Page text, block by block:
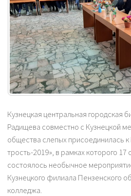
Кузнецкая центральная городская
Радищева совместно с Кузнецкой
общества слепых присоединилась
трость-2019», в рамках которого 17
состоялось необычное
Кузнецкого филиала Пензенского
колледжа.